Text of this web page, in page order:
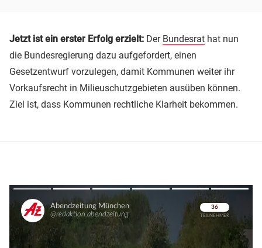
Jetzt ist ein erster Erfolg erzielt: Der Bundesrat hat nun
die Bundesregierung dazu aufgefordert, einen
Gesetzentwurf vorzulegen, damit Kommunen weiter ihr
Vorkaufsrecht in Milieuschutzgebieten ausüben können.
Ziel ist, dass Kommunen rechtliche Klarheit bekommen.
Überspringen